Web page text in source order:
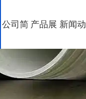
公司简
介
产品展
示
新闻动
态